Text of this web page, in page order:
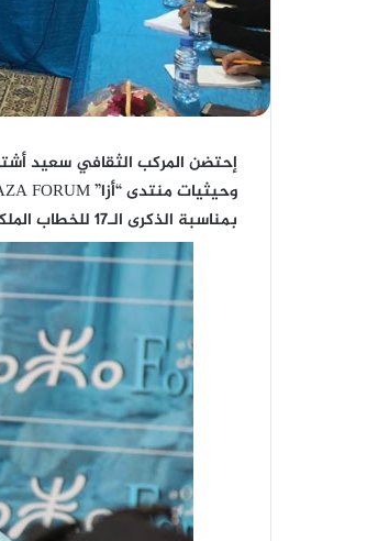
بمناسبة الذكرى الـ17 للخطاب الملكي بأجدير، خلال الفترة الممتدة من 19 إلى 21 من شهر أكتوبر الجاري.